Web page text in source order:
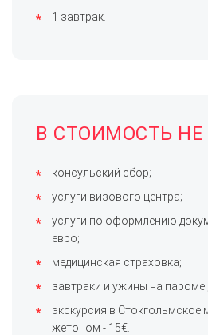
1 завтрак.
В СТОИМОСТЬ
консульский сбор;
услуги визового центра;
услуги по оформлению
евро;
медицинская страховка;
завтраки и ужины на пароме ;
экскурсия в Стокгольмское
жетоном - 15€.